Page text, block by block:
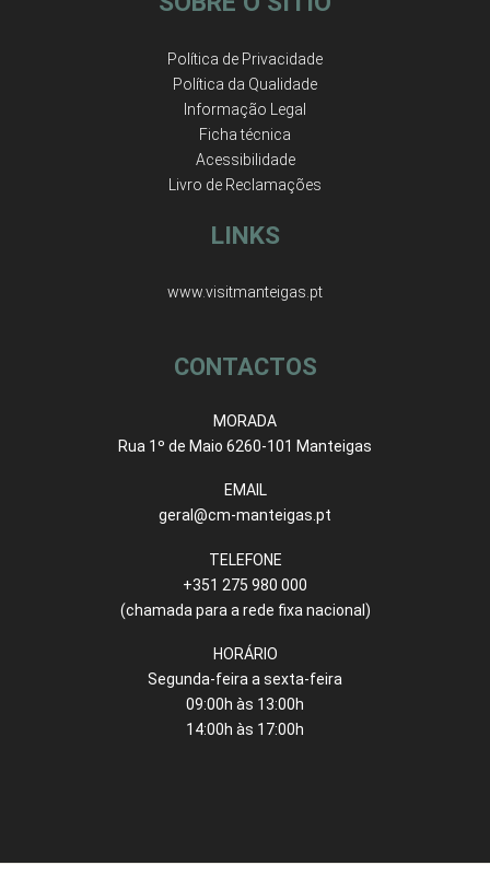
Política de Privacidade
Política da Qualidade
Informação Legal
Ficha técnica
Acessibilidade
Livro de Reclamações
LINKS
www.visitmanteigas.pt
CONTACTOS
MORADA
Rua 1º de Maio 6260-101 Manteigas
EMAIL
geral@cm-manteigas.pt
TELEFONE
+351 275 980 000
(chamada para a rede fixa nacional)
HORÁRIO
Segunda-feira a sexta-feira
09:00h às 13:00h
14:00h às 17:00h